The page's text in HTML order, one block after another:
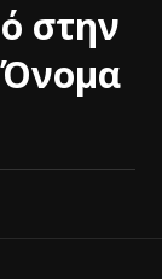
στην